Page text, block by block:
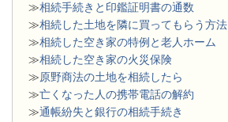
≫相続手続きと印鑑証明書の通数
≫相続した土地を隣に買ってもらう方法
≫相続した空き家の特例と老人ホーム
≫相続した空き家の火災保険
≫原野商法の土地を相続したら
≫亡くなった人の携帯電話の解約
≫通帳紛失と銀行の相続手続き